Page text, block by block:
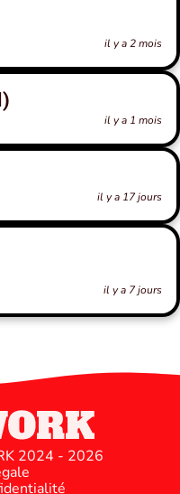
il y a 2 mois
il y a 1 mois
il y a 17 jours
il y a 7 jours
2024 - 2026